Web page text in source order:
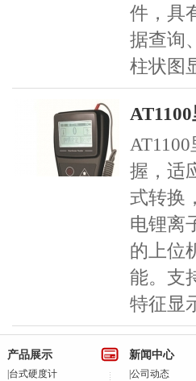
件，具
据查询
柱状图
握，适
式转换
电锂离
的上位
能。支
特征显
产品展示
台式硬度计
新闻中心
公司动态